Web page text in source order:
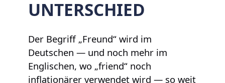
UNTERSCHIED
Der Begriff „Freund“ wird im
Deutschen — und noch mehr im
Englischen, wo „friend“ noch
inflationärer verwendet wird — so weit